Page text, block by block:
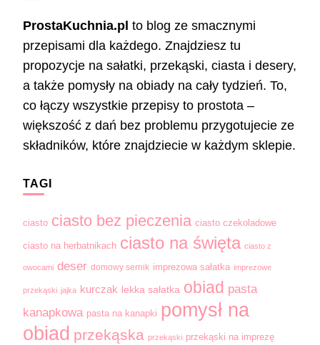
ProstaKuchnia.pl to blog ze smacznymi
przepisami dla każdego. Znajdziesz tu
propozycje na sałatki, przekąski, ciasta i desery,
a także pomysły na obiady na cały tydzień. To,
co łączy wszystkie przepisy to prostota –
większość z dań bez problemu przygotujecie ze
składników, które znajdziecie w każdym sklepie.
TAGI
ciasto ciasto bez pieczenia ciasto czekoladowe
ciasto na herbatnikach ciasto na święta ciasto z
owocami deser domowy sernik imprezowa sałatka imprezowe
przekąski jajka kurczak lekka sałatka obiad pasta
kanapkowa pasta na kanapki pomysł na
obiad przekąska przekąski przekąski na imprezę